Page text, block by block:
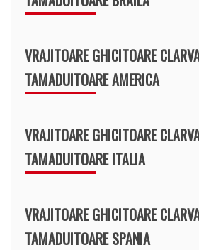
VRAJITOARE GHICITOARE
TAMADUITOARE AMERICA
VRAJITOARE GHICITOARE
TAMADUITOARE ITALIA
VRAJITOARE GHICITOARE
TAMADUITOARE SPANIA